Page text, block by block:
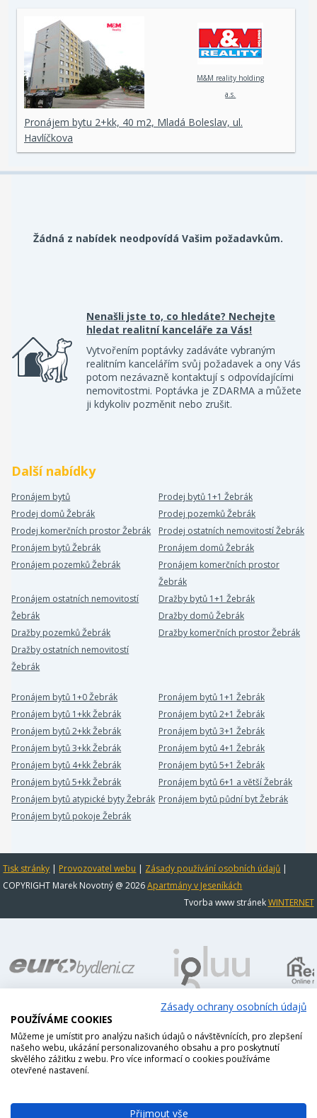
M&M reality holding
a.s.
Pronájem bytu 2+kk, 40 m2, Mladá Boleslav, ul.
Havlíčkova
Žádná z nabídek neodpovídá Vašim požadavkům.
Nenašli jste to, co hledáte? Nechejte
hledat realitní kanceláře za Vás!
Vytvořením poptávky zadáváte vybraným
realitním kancelářím svůj požadavek a ony Vás
potom nezávazně kontaktují s odpovídajícími
nemovitostmi. Poptávka je ZDARMA a můžete
ji kdykoliv pozměnit nebo zrušit.
Další nabídky
Pronájem bytů
Prodej bytů 1+1 Žebrák
Prodej domů Žebrák
Prodej pozemků Žebrák
Prodej komerčních prostor Žebrák
Prodej ostatních nemovitostí Žebrák
Pronájem bytů Žebrák
Pronájem domů Žebrák
Pronájem pozemků Žebrák
Pronájem komerčních prostor
Žebrák
Pronájem ostatních nemovitostí
Žebrák
Dražby bytů 1+1 Žebrák
Dražby domů Žebrák
Dražby pozemků Žebrák
Dražby komerčních prostor Žebrák
Dražby ostatních nemovitostí
Žebrák
Pronájem bytů 1+0 Žebrák
Pronájem bytů 1+1 Žebrák
Pronájem bytů 1+kk Žebrák
Pronájem bytů 2+1 Žebrák
Pronájem bytů 2+kk Žebrák
Pronájem bytů 3+1 Žebrák
Pronájem bytů 3+kk Žebrák
Pronájem bytů 4+1 Žebrák
Pronájem bytů 4+kk Žebrák
Pronájem bytů 5+1 Žebrák
Pronájem bytů 5+kk Žebrák
Pronájem bytů 6+1 a větší Žebrák
Pronájem bytů atypické byty Žebrák Pronájem bytů půdní byt Žebrák
Pronájem bytů pokoje Žebrák
Tisk stránky | Provozovatel webu | Zásady používání osobních údajů |
COPYRIGHT Marek Novotný @ 2026Apartmány v Jeseníkách
Tvorba www stránekWINTERNET
Zásady ochrany osobních údajů
POUŽÍVÁME COOKIES
Můžeme je umístit pro analýzu našich údajů o návštěvnících, pro zlepšení
našeho webu, ukázání personalizovaného obsahu a pro poskytnutí
skvělého zážitku z webu. Pro více informací o cookies používáme
otevřené nastavení.
Přijmout vše